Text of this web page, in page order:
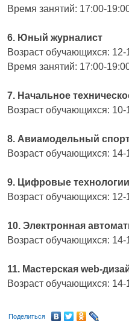
Время занятий: 17:00-
6. Юный журналист
Возраст обучающихся: 12-
Время занятий: 17:00-
7. Начальное
Возраст обучающихся: 10-
8. Авиамодельный
Возраст обучающихся: 14-
9. Цифровые технологии
Возраст обучающихся: 12-
10. Электронная
Возраст обучающихся: 14-
11. Мастерская web-
Возраст обучающихся: 14-
Поделиться